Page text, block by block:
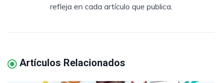
refleja en cada artículo que publica.
Artículos Relacionados